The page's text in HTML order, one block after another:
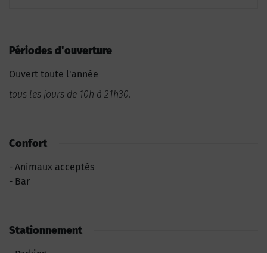
Périodes d'ouverture
Ouvert toute l'année
tous les jours de 10h à 21h30.
Confort
Animaux acceptés
Bar
Stationnement